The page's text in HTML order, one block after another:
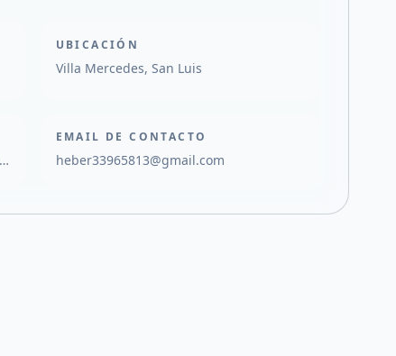
UBICACIÓN
Villa Mercedes, San Luis
https://www.facebook.com/share/1BoM11xvVM/
EMAIL DE CONTACTO
heber33965813@gmail.com